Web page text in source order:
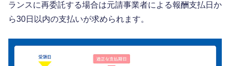
ランスに再委託する場合は元請事業者による報酬支払日か
ら30日以内の支払いが求められます。